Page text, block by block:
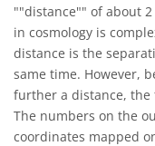
""distance"" of about
in cosmology is
distance is the
same time. However,
further a distance, the
The numbers on the
coordinates mapped